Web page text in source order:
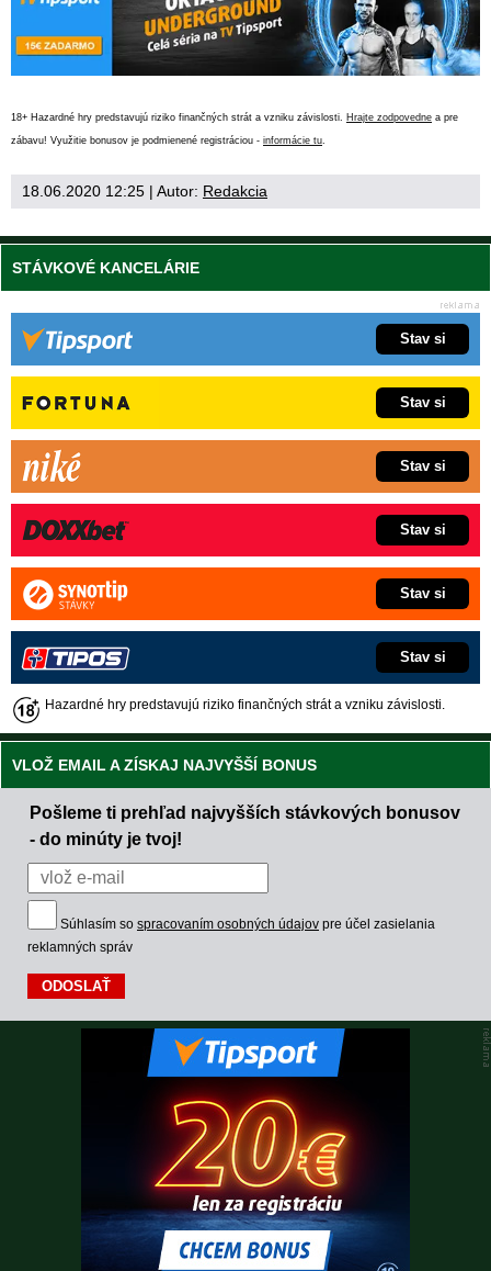
18+ Hazardné hry predstavujú riziko finančných strát a vzniku závislosti. Hrajte zodpovedne a pre
zábavu! Využitie bonusov je podmienené registráciou - informácie tu
18.06.2020 12:25 | Autor: Redakcia
STÁVKOVÉ KANCELÁRIE
Stav si
Stav si
Stav si
Stav si
Stav si
Stav si
Hazardné hry predstavujú riziko finančných strát a vzniku závislosti.
VLOŽ EMAIL A ZÍSKAJ NAJVYŠŠÍ BONUS
Pošleme ti prehľad najvyšších stávkových bonusov
- do minúty je tvoj!
Súhlasím so spracovaním osobných údajov pre účel zasielania
reklamných správ